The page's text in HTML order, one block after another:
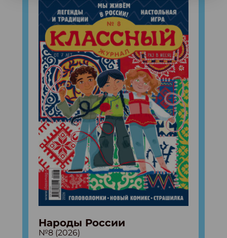
Народы России
№8 (2026)